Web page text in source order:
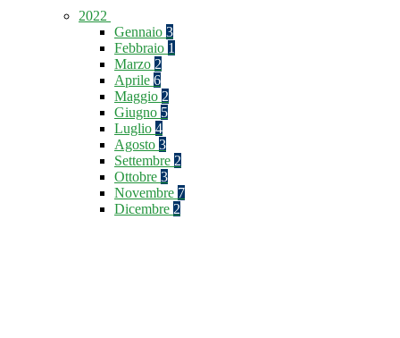
2022
Gennaio 3
Febbraio 1
Marzo 2
Aprile 6
Maggio 2
Giugno 5
Luglio 4
Agosto 3
Settembre 2
Ottobre 3
Novembre 7
Dicembre 2